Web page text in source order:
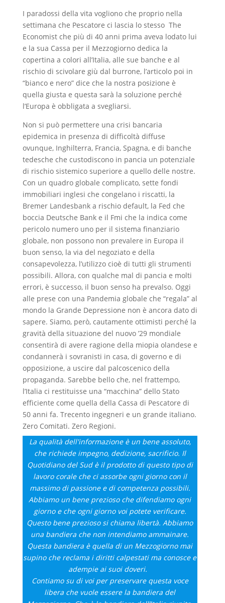
I paradossi della vita vogliono che proprio nella
settimana che Pescatore ci lascia lo stesso The
Economist che più di 40 anni prima aveva lodato lui
e la sua Cassa per il Mezzogiorno dedica la
copertina a colori all’Italia, alle sue banche e al
rischio di scivolare giù dal burrone, l’articolo poi in
“bianco e nero” dice che la nostra posizione è
quella giusta e questa sarà la soluzione perché
l’Europa è obbligata a svegliarsi.
Non si può permettere una crisi bancaria
epidemica in presenza di difficoltà diffuse
ovunque, Inghilterra, Francia, Spagna, e di banche
tedesche che custodiscono in pancia un potenziale
di rischio sistemico superiore a quello delle nostre.
Con un quadro globale complicato, sette fondi
immobiliari inglesi che congelano i riscatti, la
Bremer Landesbank a rischio default, la Fed che
boccia Deutsche Bank e il Fmi che la indica come
pericolo numero uno per il sistema finanziario
globale, non possono non prevalere in Europa il
buon senso, la via del negoziato e della
consapevolezza, l’utilizzo cioè di tutti gli strumenti
possibili. Allora, con qualche mal di pancia e molti
errori, è successo, il buon senso ha prevalso. Oggi
alle prese con una Pandemia globale che “regala” al
mondo la Grande Depressione non è ancora dato di
sapere. Siamo, però, cautamente ottimisti perché la
gravità della situazione del nuovo ’29 mondiale
consentirà di avere ragione della miopia olandese e
condannerà i sovranisti in casa, di governo e di
opposizione, a uscire dal palcoscenico della
propaganda. Sarebbe bello che, nel frattempo,
l’Italia ci restituisse una “macchina” dello Stato
efficiente come quella della Cassa di Pescatore di
50 anni fa. Trecento ingegneri e un grande italiano.
Zero Comitati. Zero Regioni.
La qualità dell'informazione è un bene assoluto,
che richiede impegno, dedizione, sacrificio. Il
Quotidiano del Sud è il prodotto di questo tipo di
lavoro corale che ci assorbe ogni giorno con il
massimo di passione e di competenza possibili.
Abbiamo un bene prezioso che difendiamo ogni
giorno e che ogni giorno voi potete verificare.
Questo bene prezioso si chiama libertà. Abbiamo
una bandiera che non intendiamo ammainare.
Questa bandiera è quella di un Mezzogiorno mai
supino che reclama i diritti calpestati ma conosce e
adempie ai suoi doveri.
Contiamo su di voi per preservare questa voce
libera che vuole essere la bandiera del